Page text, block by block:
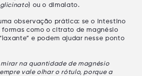
) ou o dimalato.
observação prática: se o intestino
formas como ocitrato de magnésio
e podem ajudar nesse ponto
na quantidade de magnésio
vale olhar o rótulo, porque a